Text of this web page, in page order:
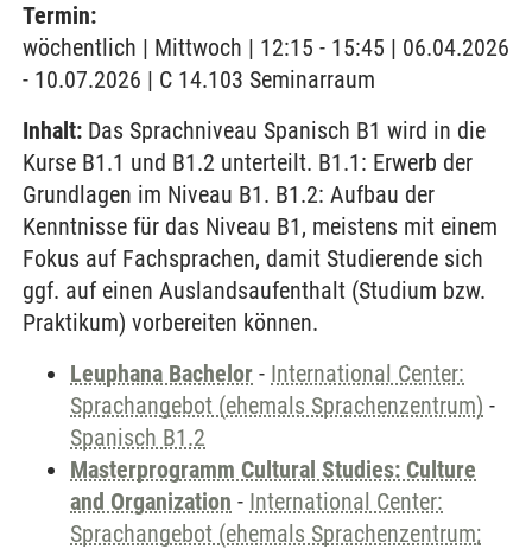
Termin:
wöchentlich | Mittwoch | 12:15 - 15:45 | 06.04.2026
- 10.07.2026 | C 14.103 Seminarraum
Inhalt: Das Sprachniveau Spanisch B1 wird in die
Kurse B1.1 und B1.2 unterteilt. B1.1: Erwerb der
Grundlagen im Niveau B1. B1.2: Aufbau der
Kenntnisse für das Niveau B1, meistens mit einem
Fokus auf Fachsprachen, damit Studierende sich
ggf. auf einen Auslandsaufenthalt (Studium bzw.
Praktikum) vorbereiten können.
Leuphana Bachelor - International Center:
Sprachangebot (ehemals Sprachenzentrum) -
Spanisch B1.2
Masterprogramm Cultural Studies: Culture
and Organization - International Center:
Sprachangebot (ehemals Sprachenzentrum;